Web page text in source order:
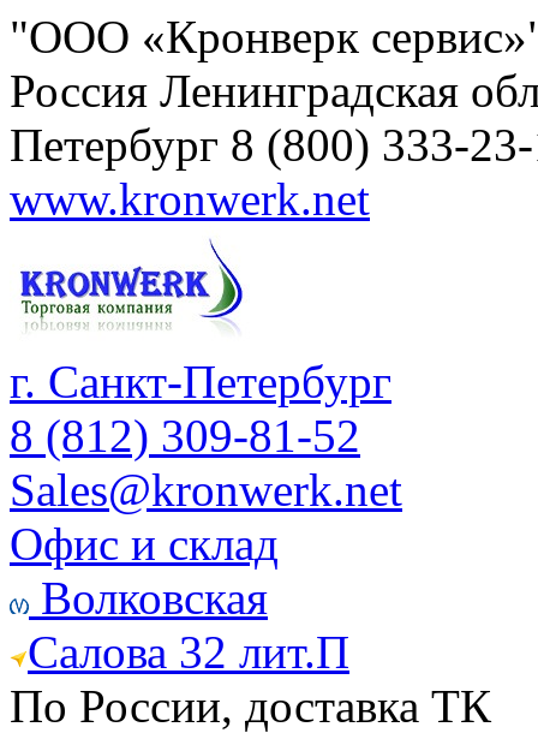
"ООО «Кронверк
Россия Ленинградская
Петербург 8 (800) 333-
www.kronwerk.net
г. Санкт-Петербург
8 (812) 309-81-52
Sales@kronwerk.net
Офис и склад
Волковская
Салова 32 лит.П
По России, доставка ТК